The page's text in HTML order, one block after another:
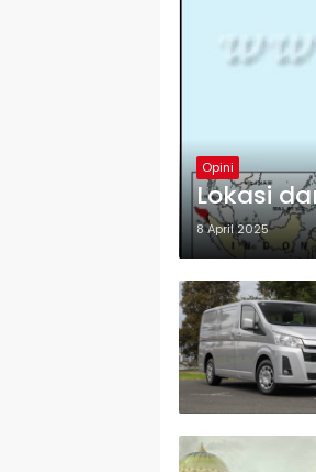
Opini
Lokasi
8 April 2025